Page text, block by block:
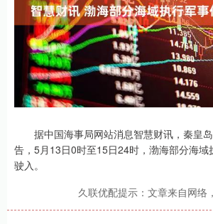
据中国海事局网站消息智慧财讯，秦皇
告，5月13日0时至15日24时，渤海部分海域
驶入。
久联优配提示：文章来自网络